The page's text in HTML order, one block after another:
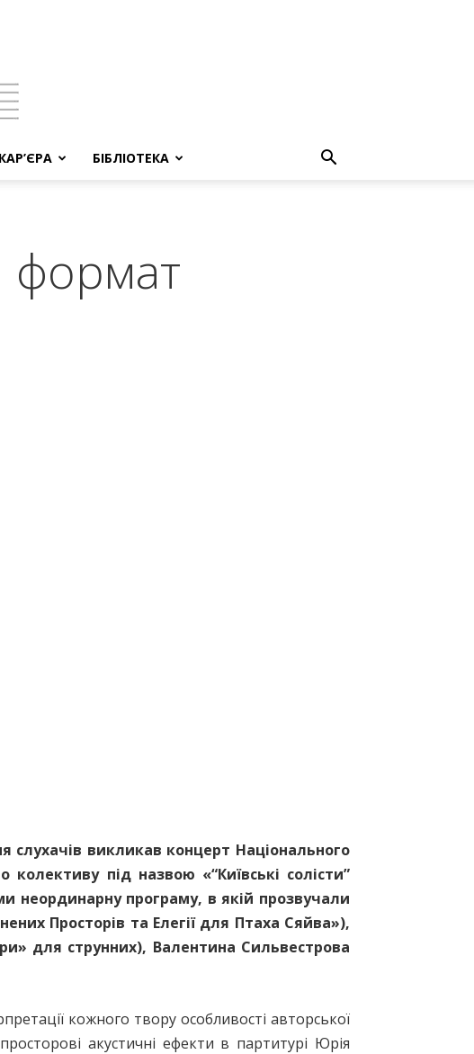
БІБЛІОТЕКА
формат
слухачів викликав концерт Національного
під назвою «“Київські солісти”
неординарну програму, в якій прозвучали
Просторів та Елегії для Птаха Сяйва»),
для струнних), Валентина Сильвестрова
кожного твору особливості авторcької
акустичні ефекти в партитурі Юрія